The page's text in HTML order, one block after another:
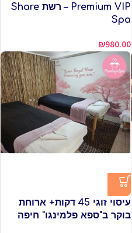
Premium VIP – רשת Share
Spa
₪980.00
עיסוי זוגי 45 דקות+ ארוחת
בוקר ב"ספא פלמינגו" חיפה